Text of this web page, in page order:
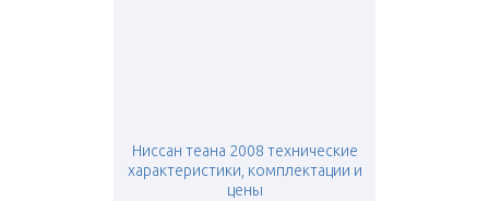
Ниссан теана 2008 технические
характеристики, комплектации и
цены